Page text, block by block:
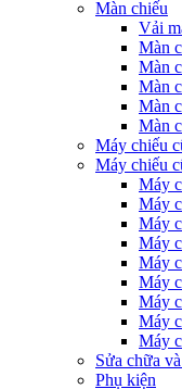
Màn chiếu
Vải
Màn
Màn
Màn
Màn
Màn
Máy chiếu
Máy chiếu
Máy
Máy
Máy
Máy
Máy
Máy
Máy
Máy
Máy
Sửa chữa
Phụ kiện